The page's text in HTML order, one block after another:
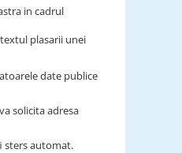
in cadrul
plasarii unei
date publice
solicita adresa
sters automat.